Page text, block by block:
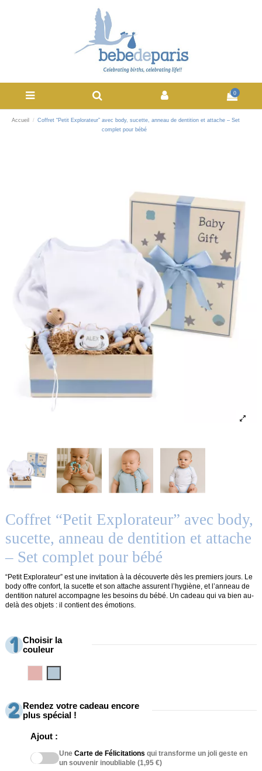
0
Accueil
Coffret “Petit Explorateur” avec body, sucette, anneau de dentition et attache – Set
complet pour bébé
Coffret “Petit Explorateur” avec body,
sucette, anneau de dentition et attache
– Set complet pour bébé
“Petit Explorateur” est une invitation à la découverte dès les premiers jours. Le
body offre confort, la sucette et son attache assurent l’hygiène, et l’anneau de
dentition naturel accompagne les besoins du bébé. Un cadeau qui va bien au-
delà des objets : il contient des émotions.
Choisir la
couleur
Rendez votre cadeau encore
plus spécial !
Ajout :
Une Carte de Félicitations qui transforme un joli geste en
un souvenir inoubliable (1,95 €)